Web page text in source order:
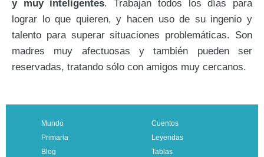
y muy inteligentes. Trabajan todos los días para
lograr lo que quieren, y hacen uso de su ingenio y
talento para superar situaciones problemáticas. Son
madres muy afectuosas y también pueden ser
reservadas, tratando sólo con amigos muy cercanos.
Mundo
Primaria
Blog
Cuentos
Leyendas
Tablas